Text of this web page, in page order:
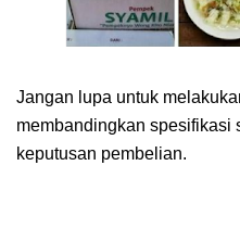
Jangan lupa untuk
membandingkan spesifikasi
keputusan pembelian.